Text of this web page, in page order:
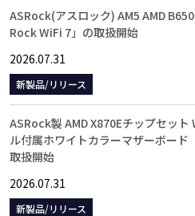
ASRock(アスロック) AM5 AMD
Rock WiFi 7」の取扱開始
2026.07.31
新製品/リリース
ASRock製 AMD X870Eチップセッ
ル付属ホワイトカラーマザーボー
取扱開始
2026.07.31
新製品/リリース